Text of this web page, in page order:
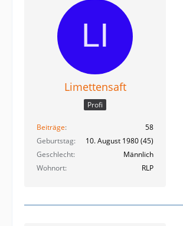
Limettensaft
Profi
Beiträge
58
Geburtstag
10. August 1980 (45)
Geschlecht
Männlich
Wohnort
RLP